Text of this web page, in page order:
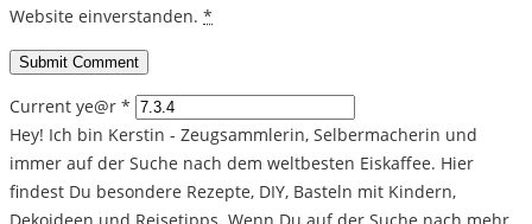
Website einverstanden. *
Current ye@r *
Hey! Ich bin Kerstin - Zeugsammlerin, Selbermacherin und
immer auf der Suche nach dem weltbesten Eiskaffee. Hier
findest Du besondere Rezepte, DIY, Basteln mit Kindern,